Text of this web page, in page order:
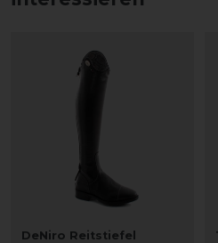
DeNiro Reitstiefel